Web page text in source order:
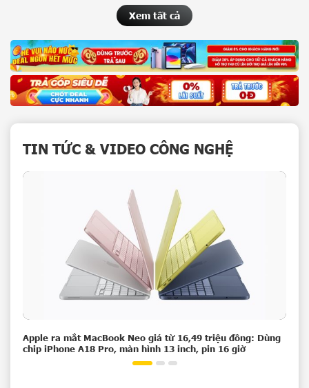
Xem tất cả
TIN TỨC & VIDEO CÔNG NGHỆ
Apple ra mắt MacBook Neo giá từ 16,49 triệu đồng: Dùng
chip iPhone A18 Pro, màn hình 13 inch, pin 16 giờ
Samsung Z Fold7 & Z Flip7 – Đặt Trước Ngay, Khách Hàng
Nhận Giá Tốt
Chương Trình Mua iPhone Trả Góp Bao Duyệt Nợ Xấu
100%